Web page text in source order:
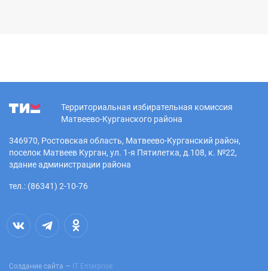
Территориальная избирательная комиссия
Матвеево-Курганского района
346970, Ростовская область, Матвеево-Курганский район,
поселок Матвеев Курган, ул. 1-я Пятилетка, д.108, к. №22,
здание администрации района
тел.: (86341) 2-10-76
Создание сайта — IT Enterprise